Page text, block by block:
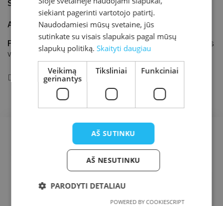
Sukurta2019-06-26 Atnaujinta2019-06-26
AdresasJ. K. Chodkevičiaus 1B, Kretinga
Parodos vieta
Kretingos rajono savivaldybės M. Valančiaus
viešoji biblioteka, Vaikų edukacijos erdvė
Dailininkės Irminos Dudėnienės iliustracijų paroda.
siekiant pagerinti vartotojo patirtį.
Naudodamiesi mūsų svetaine, jūs
sutinkate su visais slapukais pagal mūsų
slapukų politiką.Skaityti daugiau
Veikimą
gerinantys
Tiksliniai Funkciniai
AŠ SUTINKU
AŠ NESUTINKU
PARODYTI DETALIAU
POWERED BY COOKIESCRIPT